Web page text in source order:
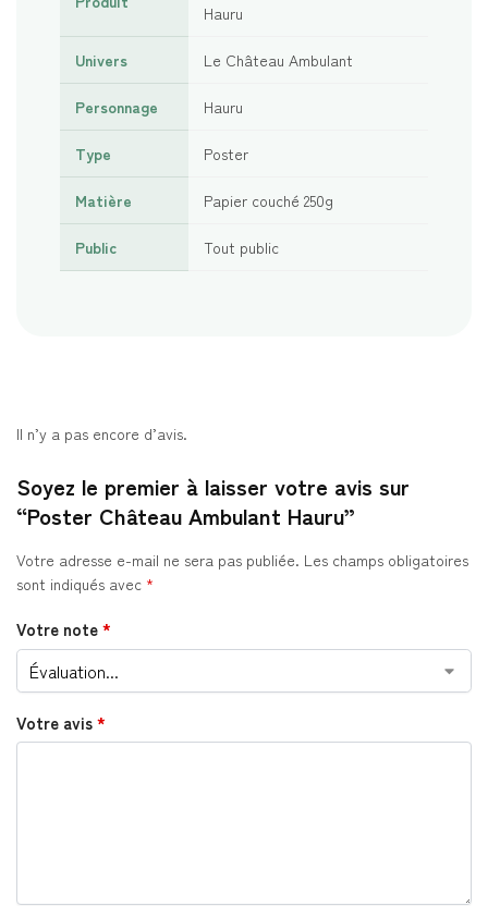
Hauru
Univers Le Château Ambulant
Personnage Hauru
Type Poster
Matière Papier couché 250g
Public Tout public
Il n’y a pas encore d’avis.
Soyez le premier à laisser votre avis sur
“Poster Château Ambulant Hauru”
Votre adresse e-mail ne sera pas publiée. Les champs obligatoires
sont indiqués avec *
Votre note*
Votre avis*